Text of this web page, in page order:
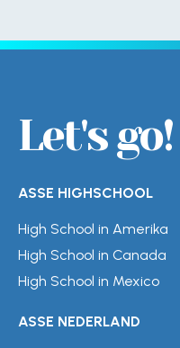
Let's go!
ASSE HIGHSCHOOL
High School in Amerika
High School in Canada
High School in Mexico
ASSE NEDERLAND